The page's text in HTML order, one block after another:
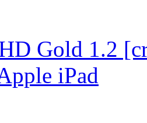
Gold 1.2
iPad